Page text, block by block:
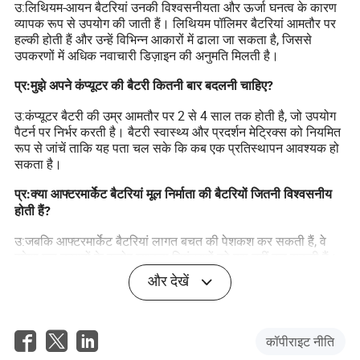
उ:लिथियम-आयन बैटरियां उनकी विश्वसनीयता और ऊर्जा घनत्व के कारण
व्यापक रूप से उपयोग की जाती हैं। लिथियम पॉलिमर बैटरियां आमतौर पर
हल्की होती हैं और उन्हें विभिन्न आकारों में ढाला जा सकता है, जिससे
उपकरणों में अधिक नवाचारी डिज़ाइन की अनुमति मिलती है।
प्र:मुझे अपने कंप्यूटर की बैटरी कितनी बार बदलनी चाहिए?
उ:कंप्यूटर बैटरी की उम्र आमतौर पर 2 से 4 साल तक होती है, जो उपयोग
पैटर्न पर निर्भर करती है। बैटरी स्वास्थ्य और प्रदर्शन मेट्रिक्स को नियमित
रूप से जांचें ताकि यह पता चल सके कि कब एक प्रतिस्थापन आवश्यक हो
सकता है।
प्र:क्या आफ्टरमार्केट बैटरियां मूल निर्माता की बैटरियों जितनी विश्वसनीय
होती हैं?
उ:जबकि आफ्टरमार्केट बैटरियां लागत बचत की पेशकश कर सकती हैं, वे
हमेशा मूल उत्पादों के कठोर गुणवत्ता नियंत्रणों को पूरा नहीं कर सकती हैं।
प्रतिष्ठित ब्रांडों का चयन करना और समीक्षाएं पढ़ना जोखिमों को कम कर
उ:बैटरी जीवन को लंबा करने के लिए, अत्यधिक तापमान से बचें, बार-बार पूर्ण
और देखें
कॉपीराइट नीति